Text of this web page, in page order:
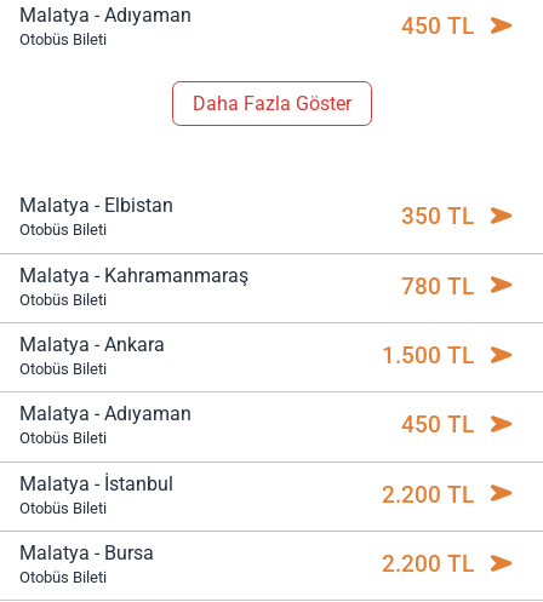
Malatya - Adıyaman
Otobüs Bileti 450 TL
Daha Fazla Göster
Malatya - Elbistan
Otobüs Bileti 350 TL
Malatya - Kahramanmaraş
Otobüs Bileti 780 TL
Malatya - Ankara
Otobüs Bileti 1.500 TL
Malatya - Adıyaman
Otobüs Bileti 450 TL
Malatya - İstanbul
Otobüs Bileti 2.200 TL
Malatya - Bursa
Otobüs Bileti 2.200 TL